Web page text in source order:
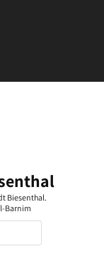
Biesenthal.
Barnim